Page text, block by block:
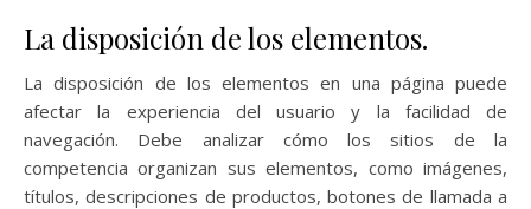
La disposición de los elementos.
La disposición de los elementos en una página puede
afectar la experiencia del usuario y la facilidad de
navegación. Debe analizar cómo los sitios de la
competencia organizan sus elementos, como imágenes,
títulos, descripciones de productos, botones de llamada a